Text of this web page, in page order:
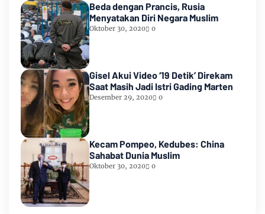
Beda dengan Prancis, Rusia
Menyatakan Diri Negara Muslim
Oktober 30, 2020 0
Gisel Akui Video ‘19 Detik’ Direkam
Saat Masih Jadi Istri Gading Marten
Desember 29, 2020 0
Kecam Pompeo, Kedubes: China
Sahabat Dunia Muslim
Oktober 30, 2020 0